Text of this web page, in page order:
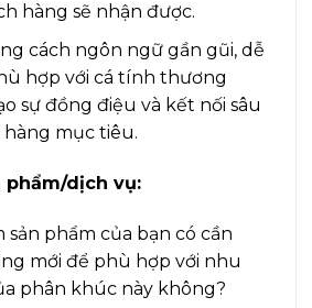
hàng sẽ nhận được.
cách ngôn ngữ gần gũi, dễ
hợp với cá tính thương
sự đồng điệu và kết nối sâu
hàng mục tiêu.
phẩm/dịch vụ:
sản phẩm của bạn có cần
mới để phù hợp với nhu
phân khúc này không?